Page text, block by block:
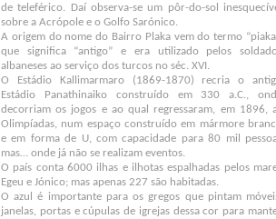
de teleférico. Daí observa-se um pôr-do-sol
sobre a Acrópole e o Golfo Sarónico.
A origem do nome do Bairro Plaka vem do termo
que significa “antigo” e era utilizado pelos
albaneses ao serviço dos turcos no séc. XVI.
O Estádio Kallimarmaro (1869-1870) recria o
Estádio Panathinaiko construído em 330 a.C.,
decorriam os jogos e ao qual regressaram, em 1896,
Olimpíadas, num espaço construído em mármore
e em forma de U, com capacidade para 80 mil
mas… onde já não se realizam eventos.
O país conta 6000 ilhas e ilhotas espalhadas pelos
Egeu e Jónico; mas apenas 227 são habitadas.
O azul é importante para os gregos que pintam
janelas, portas e cúpulas de igrejas dessa cor para